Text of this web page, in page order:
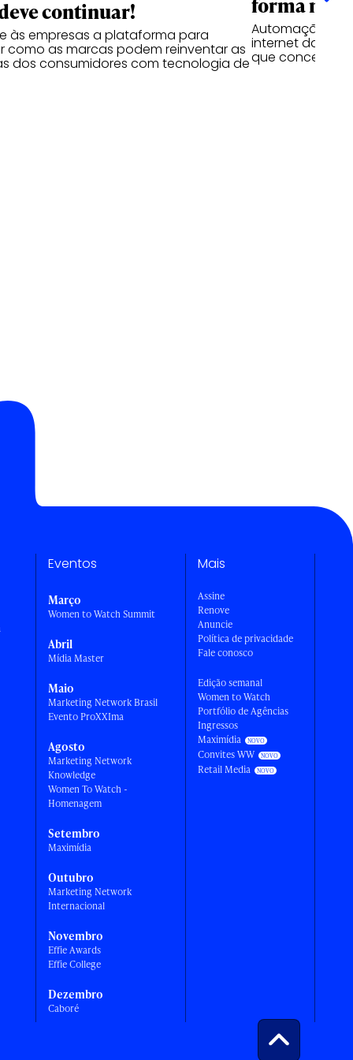
continuar!
às empresas a plataforma para
como as marcas podem reinventar as
dos consumidores com tecnologia de
forma na
Automação,
internet das
que conceitos:
Eventos
Março
Women to Watch Summit
Abril
Mídia Master
Maio
Marketing Network Brasil
Evento ProXXIma
Agosto
Marketing Network
Knowledge
Women To Watch -
Homenagem
Setembro
Maximídia
Outubro
Marketing Network
Internacional
Novembro
Effie Awards
Effie College
Dezembro
Caboré
Mais
Assine
Renove
Anuncie
Política de privacidade
Fale conosco
Edição semanal
Women to Watch
Portfólio de Agências
Ingressos
Maximídia
Convites WW
Retail Media